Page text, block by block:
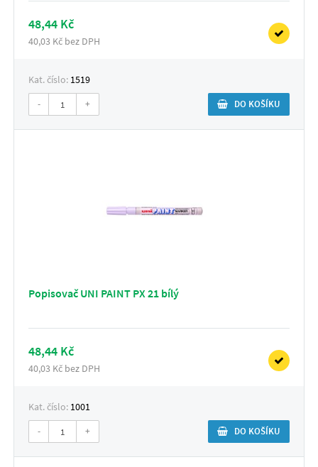
48,44 Kč
40,03 Kč bez DPH
Kat. číslo: 1519
- + DO KOŠÍKU
Popisovač UNI PAINT PX 21 bílý
48,44 Kč
40,03 Kč bez DPH
Kat. číslo: 1001
- + DO KOŠÍKU